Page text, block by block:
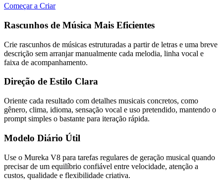
Começar a Criar
Rascunhos de Música Mais Eficientes
Crie rascunhos de músicas estruturadas a partir de letras e uma breve
descrição sem arranjar manualmente cada melodia, linha vocal e
faixa de acompanhamento.
Direção de Estilo Clara
Oriente cada resultado com detalhes musicais concretos, como
gênero, clima, idioma, sensação vocal e uso pretendido, mantendo o
prompt simples o bastante para iteração rápida.
Modelo Diário Útil
Use o Mureka V8 para tarefas regulares de geração musical quando
precisar de um equilíbrio confiável entre velocidade, atenção a
custos, qualidade e flexibilidade criativa.